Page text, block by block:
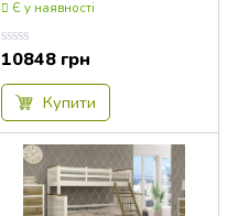
Є у наявності
Оцінка
0.00
з
10848 грн
Купити